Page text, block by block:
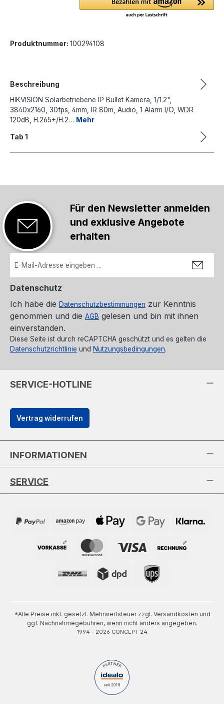
Produktnummer: 100294108
Beschreibung
HIKVISION Solarbetriebene IP Bullet Kamera, 1/1.2",
3840x2160, 30fps, 4mm, IR 80m, Audio, 1 Alarm I/O, WDR
120dB, H.265+/H.2… Mehr
Tab 1
Für den Newsletter anmelden
und exklusive Angebote
erhalten
Datenschutz
Ich habe die Datenschutzbestimmungen zur Kenntnis
genommen und die AGB gelesen und bin mit ihnen
einverstanden.
Diese Seite ist durch reCAPTCHA geschützt und es gelten die
Datenschutzrichtlinie und Nutzungsbedingungen.
SERVICE-HOTLINE
Vertrag widerrufen
INFORMATIONEN
SERVICE
*Alle Preise inkl. gesetzl. Mehrwertsteuer zzgl. Versandkosten und
ggf. Nachnahmegebühren, wenn nicht anders angegeben.
1994 - 2026 CONCEPT 24